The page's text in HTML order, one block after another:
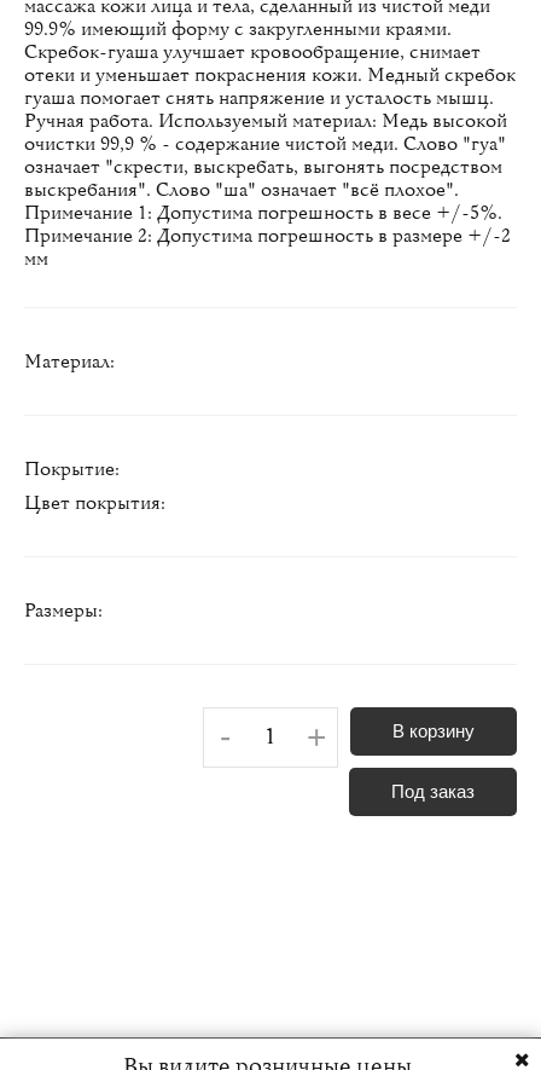
массажа кожи лица и тела, сделанный из чистой меди
99.9% имеющий форму с закругленными краями.
Скребок-гуаша улучшает кровообращение, снимает
отеки и уменьшает покраснения кожи. Медный скребок
гуаша помогает снять напряжение и усталость мышц.
Ручная работа. Используемый материал: Медь высокой
очистки 99,9 % - содержание чистой меди. Слово "гуа"
означает "скрести, выскребать, выгонять посредством
выскребания". Слово "ша" означает "всё плохое".
Примечание 1: Допустима погрешность в весе +/-5%.
Примечание 2: Допустима погрешность в размере +/-2
мм
Материал:
Покрытие:
Цвет покрытия:
Размеры:
- + В корзину
Под заказ